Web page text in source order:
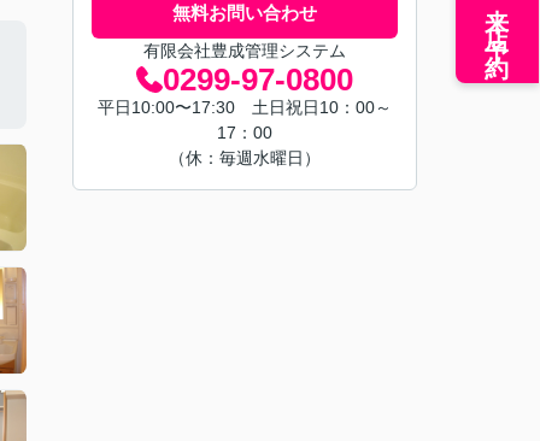
無料お問い合わせ
有限会社豊成管理システム
0299-97-0800
平日10:00〜17:30 土日祝日10：00～
17：00
（休：毎週水曜日）
来店予約